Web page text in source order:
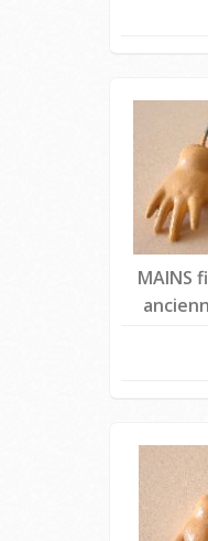
MAINS